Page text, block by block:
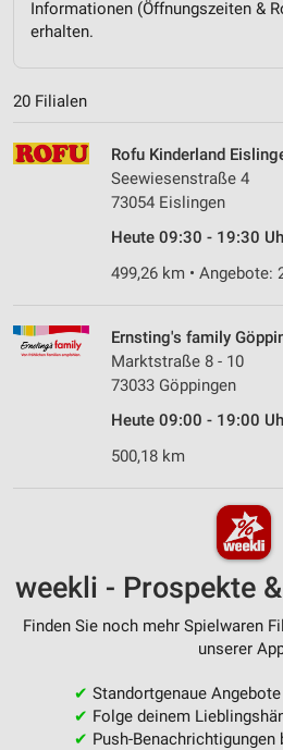
Informationen (Öffnungszeiten &
erhalten.
20 Filialen
Rofu Kinderland
Seewiesenstraße 4
73054 Eislingen
Heute 09:30 - 19:30
499,26 km • Angebote:
Ernsting's family
Marktstraße 8 - 10
73033 Göppingen
Heute 09:00 - 19:00
500,18 km
weekli - Prospekte
Finden Sie noch mehr Spielwaren
unserer
✔ Standortgenaue Angebote
✔ Folge deinem
✔ Push-